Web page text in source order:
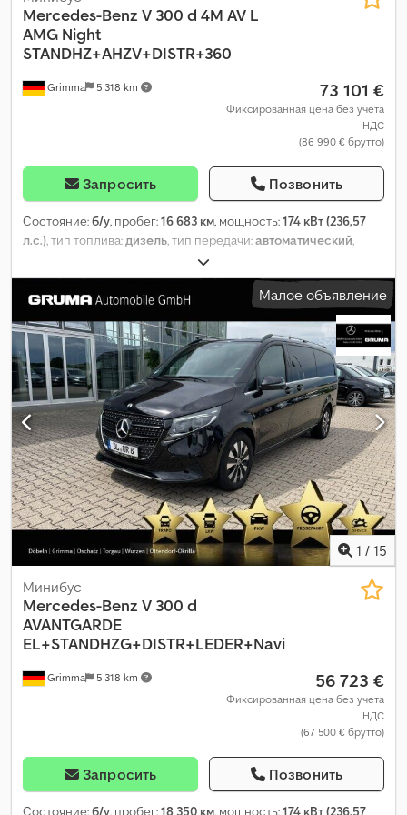
Grimma 5 318 km
Mercedes-Benz V 300 d 4M AV L
AMG Night
STANDHZ+AHZV+DISTR+360
73 101 €
Фиксированная цена без учета
НДС
(86 990 € брутто)
Запросить Позвонить
Состояние:б/у, пробег:16 683 км, мощность:174 кВт (236,57
л.с.), тип топлива:дизель, тип передачи:автоматический,
, колесная база:
3 200 кг, собственный вес:2 583 кг, первая регистрация:
10/2025, следующая проверка (TÜV): 10/2028, класс выбросов:
, количество
мест:7, Год выпуска:2025, Оборудование:ABS, бортовой
компьютер, гарантия на подержанные транспортные
средства, гидроусилитель руля, кондиционер, круиз-
контроль, навигационная система, отопитель стояночный,
парктроники, подогрев сиденья, подушка безопасности,
полный привод, прицепное устройство, раздвижная дверь,
сажевый фильтр, система иммобилайзера, система
контроля тяги, центральный замок, электронная программа
стабилизации (ESP),
Малое объявление
1 / 15
Grimma 5 318 km
Минибус
Mercedes-Benz V 300 d
AVANTGARDE
EL+STANDHZG+DISTR+LEDER+Navi
56 723 €
Фиксированная цена без учета
НДС
(67 500 € брутто)
Запросить Позвонить
Состояние:б/у, пробег:18 350 км, мощность:174 кВт (236,57